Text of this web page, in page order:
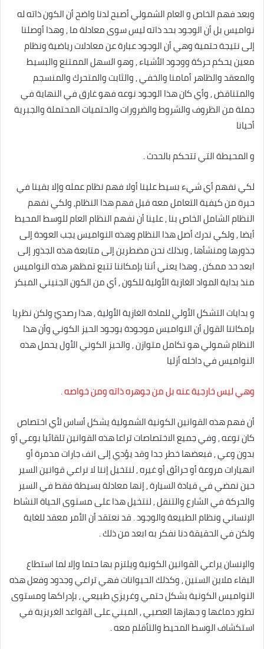
وبعد فهم الخاص و العام الشمولي أصبح لدنا واضح أن الكون ذاته له
نواميس بل أن الوجود بحد ذاته ليس سوى معادلة ما , وهذا أوصلنا
إلى نتيجة حتمية وهي أن الوجود عبارة عن معادلات رياضية ونظام
معين يحكم حركة ووجود الأشياء , وهو السهل الممتنع والبسيط
والمعقد والظاهر أمامنا والخفي , والثابت والمتحرك والمنسجم
والمتناقض , وأي كان هذا الوجود نوعه فهو غارق في النهاية في
جملة من الظروف والشروط والضرورات والحتميات المحتملة والجبرية
أحيانا
و المحيطة التي تتحكم بالحدث .
لكي نفهم أي شيء بسيط علينا أولا فهم نظام عمله وإلا بقينا في
حيرة من كيفية التعامل معه قبل فهم هذا النظام, ولكي نفهم
النظام الشامل الخاص بنا , علينا أن نفهم النظام العام للوسط المحيط
أيضا , ولكي ندرك أصل هذا النظام وهذه النواميس يجب العودة إلى
جذورها ومنشأها , وبذلك نحن مضطرين إلى متابعة هذه الجذور إلى
ابعد حد ممكن , وهذا يعني أننا بإمكاننا تتبع تمظهر هذه النواميس
منذ بداية المواد الغازية الأولية للكون , أي من الكون الجنيني المبكر
و بدايات التشكل الأولي للمادة الغازية الأولية , هذا رصديً ولكن نظريا
بإمكاننا القول أن النواميس موجودة بوجود الحيز الكوني وأن هذا
النظام شمولي هو تكامل متوازن , والحيز الكوني الأول يحمل هذه
النواميس في داخله أزليا
وهي ليس خارجية عنه بل من جوهره ذاته ومن خواصه .
أن فهم هذه القوانين الكونية الشمولية يشكل أساس لأي اختصاص
كان نوعه , وفي جميع الاختصاصات تراعا هذه القوانين تلقائيا بوعي أو
بدون وعي , فبعضها خطر جدا وقد يؤدي إلى انف جارات مدمرة أو
انهيارات مروعة أو حرائق أو غيره , لنتخيل إننا لا نراعي قوانين السير
حين نمضي في قيادة السيارة , إنها معادلة بسيطة فقط في السير
والحركة في الشارع والتنقل , لنتخيل هذا على مستوى الحياة النشاط
الإنساني ونظام الطبيعة والوجود . قد نعتقد أن الأمر معقد للغاية
ولكن في الحقيقة دنا نفكر به ابعد من ذلك .
والإنسان يراعي القوانين الكونية ويلتزم بها حتما وإلا لما استطاع
البقاء ملاين السنين , وكذلك الحيوانات فهي تراعي وجدود وفعل هذه
النواميس الكونية بشكل حتمي وغريزي طبيعي , بإدراكها ومستوى
تطور دماغها و جهازها العصبي , المبني على القواعد الغريزية في
استكشاف الوسط المحيط والتأقلم معه .